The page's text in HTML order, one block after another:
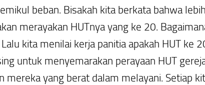
beban. Bisakah kita berkata bahwa
merayakan HUTnya yang ke 20.
kita menilai kerja panitia apakah HUT ke
untuk menyemarakan perayaan HUT
yang berat dalam melayani. Setiap